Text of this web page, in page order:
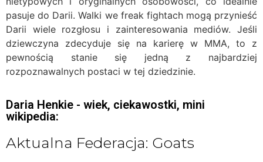
pasuje do Darii. Walki we freak fightach mogą przynieść
Darii wiele rozgłosu i zainteresowania mediów. Jeśli
dziewczyna zdecyduje się na karierę w MMA, to z
pewnością stanie się jedną z najbardziej
rozpoznawalnych postaci w tej dziedzinie.
Daria Henkie - wiek, ciekawostki, mini
wikipedia:
Aktualna Federacja: Goats